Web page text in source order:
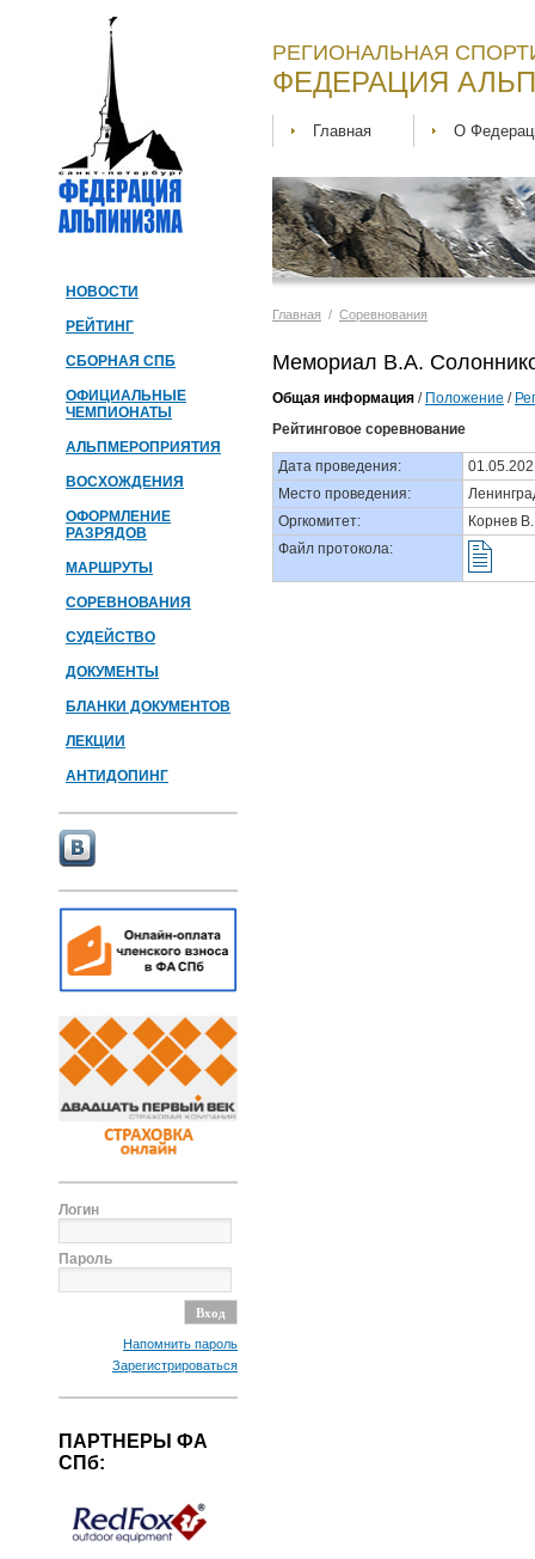
НОВОСТИ
РЕЙТИНГ
СБОРНАЯ СПБ
ОФИЦИАЛЬНЫЕ
ЧЕМПИОНАТЫ
АЛЬПМЕРОПРИЯТИЯ
ВОСХОЖДЕНИЯ
ОФОРМЛЕНИЕ
РАЗРЯДОВ
МАРШРУТЫ
СОРЕВНОВАНИЯ
СУДЕЙСТВО
ДОКУМЕНТЫ
БЛАНКИ ДОКУМЕНТОВ
ЛЕКЦИИ
АНТИДОПИНГ
Логин
Пароль
Напомнить пароль
Зарегистрироваться
ПАРТНЕРЫ ФА
СПб:
РЕГИОНАЛЬНАЯ
ФЕДЕРАЦИЯ
Главная О
Главная / Соревнования
Мемориал В.А.
Общая информация / Положение /
Рейтинговое соревнование
Дата проведения:
Место проведения:
Оргкомитет:
Корнев
Файл протокола: